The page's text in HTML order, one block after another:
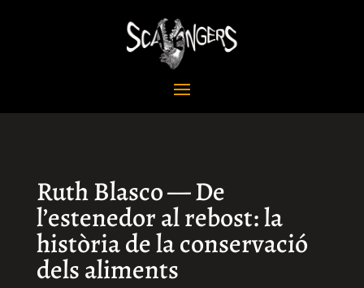
Ruth Blasco — De
l’estenedor al rebost: la
història de la conservació
dels aliments